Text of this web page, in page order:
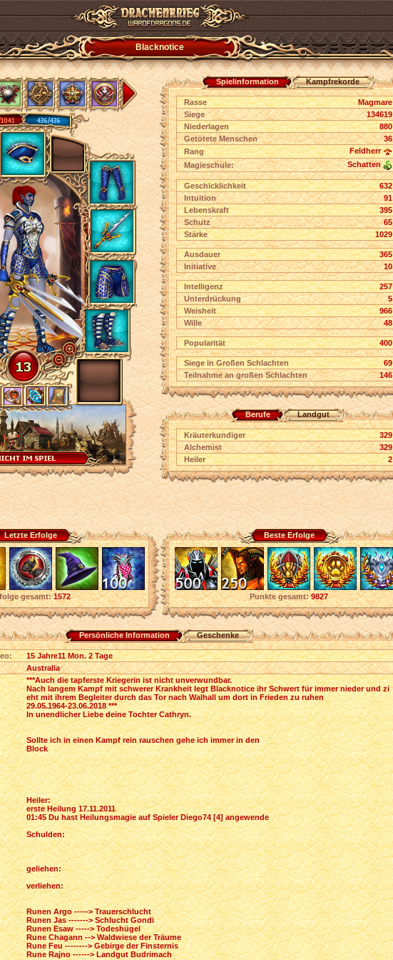
Blacknotice
Spielinformation Kampfrekorde
Rasse
Magmare
Siege
134619
Niederlagen
880
Getötete Menschen
36
Rang
Feldherr
Magieschule:
Schatten
Geschicklichkeit
632
Intuition
91
Lebenskraft
395
Schutz
65
Stärke
1029
Ausdauer
365
Initiative
10
Intelligenz
257
Unterdrückung
5
Weisheit
966
Wille
48
Popularität 400
Siege in Großen Schlachten
69
Teilnahme an großen Schlachten
146
Berufe Landgut
Kräuterkundiger
329
Alchemist
329
Heiler
2
Letzte Erfolge
gesamt: 1572
Beste Erfolge
Punkte gesamt: 9827
Persönliche Information Geschenke
15 Jahre11 Mon. 2 Tage
Australia
***Auch die tapferste Kriegerin ist nicht unverwundbar.
Nach langem Kampf mit schwerer Krankheit legt Blacknotice ihr Schwert für immer nieder und zi
eht mit ihrem Begleiter durch das Tor nach Walhall um dort in Frieden zu ruhen
29.05.1964-23.06.2018 ***
In unendlicher Liebe deine Tochter Cathryn.
Sollte ich in einen Kampf rein rauschen gehe ich immer in den
Block
Heiler:
erste Heilung 17.11.2011
01:45 Du hast Heilungsmagie auf Spieler Diego74 [4] angewende
Schulden:
geliehen:
verliehen:
Runen Argo -----> Trauerschlucht
Runen Jas -------> Schlucht Gondi
Runen Esaw -----> Todeshügel
Rune Chagann --> Waldwiese der Träume
Rune Feu --------> Gebirge der Finsternis
Rune Rajno ------> Landgut Budrimach